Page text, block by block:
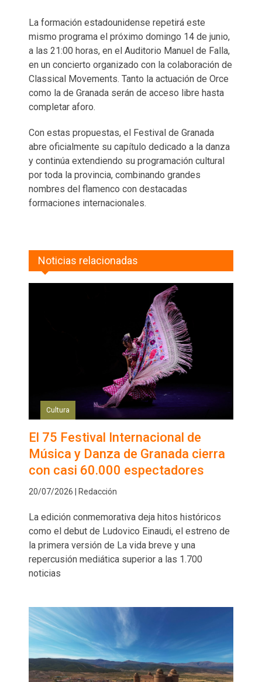
La formación estadounidense repetirá este
mismo programa el próximo domingo 14 de junio,
a las 21:00 horas, en el Auditorio Manuel de Falla,
en un concierto organizado con la colaboración de
Classical Movements. Tanto la actuación de Orce
como la de Granada serán de acceso libre hasta
completar aforo.
Con estas propuestas, el Festival de Granada
abre oficialmente su capítulo dedicado a la danza
y continúa extendiendo su programación cultural
por toda la provincia, combinando grandes
nombres del flamenco con destacadas
formaciones internacionales.
Noticias relacionadas
Cultura
El 75 Festival Internacional de
Música y Danza de Granada cierra
con casi 60.000 espectadores
20/07/2026 | Redacción
La edición conmemorativa deja hitos históricos
como el debut de Ludovico Einaudi, el estreno de
la primera versión de La vida breve y una
repercusión mediática superior a las 1.700
noticias